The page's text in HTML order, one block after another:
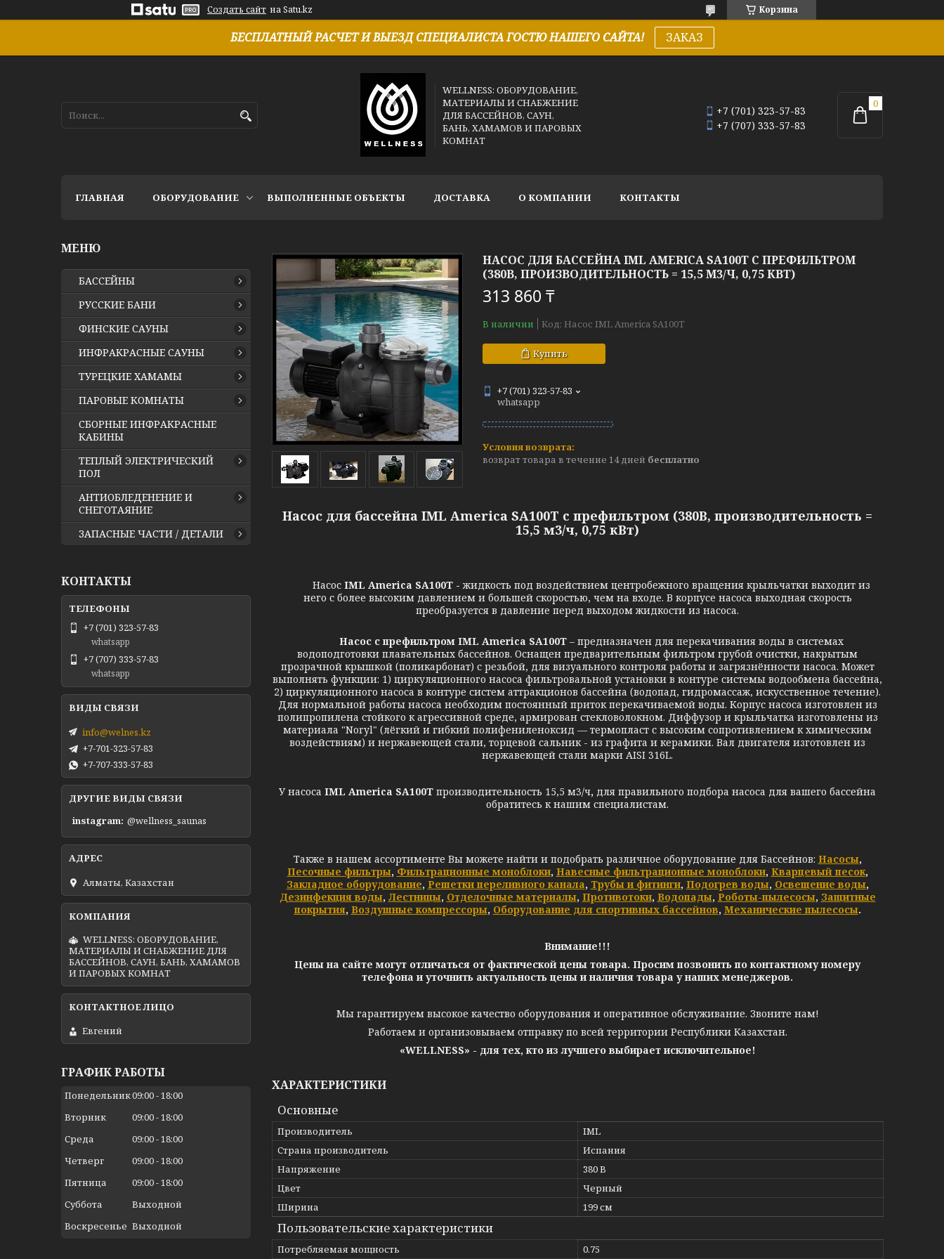
Создать сайт на Satu.kz Корзина
БЕСПЛАТНЫЙ РАСЧЕТ И ВЫЕЗД СПЕЦИАЛИСТА ГОСТЮ НАШЕГО САЙТА! ЗАКАЗ
WELLNESS: ОБОРУДОВАНИЕ,
МАТЕРИАЛЫ И СНАБЖЕНИЕ
ДЛЯ БАССЕЙНОВ, САУН,
БАНЬ, ХАМАМОВ И ПАРОВЫХ
КОМНАТ
+7 (701) 323-57-83
+7 (707) 333-57-83
ГЛАВНАЯ ОБОРУДОВАНИЕ ВЫПОЛНЕННЫЕ ОБЪЕКТЫ ДОСТАВКА О КОМПАНИИ КОНТАКТЫ
НАСОС ДЛЯ БАССЕЙНА IML AMERICA SA100Т C ПРЕФИЛЬТРОМ
(380В, ПРОИЗВОДИТЕЛЬНОСТЬ = 15,5 М3/Ч, 0,75 КВТ)
313 860 ₸
В наличии Код: Насос IML America SA100T
Купить
+7 (701) 323-57-83
whatsapp
возврат товара в течение 14 дней бесплатно
Насос для бассейна IML America SA100Т c префильтром (380В, производительность =
15,5 м3/ч, 0,75 кВт)
Насос IML America SA100T -жидкость под воздействием центробежного вращения крыльчатки выходит из
него с более высоким давлением и большей скоростью, чем на входе. В корпусе насоса выходная скорость
преобразуется в давление перед выходом жидкости из насоса.
Насос с префильтром IML America SA100T – предназначен для перекачивания воды в системах
водоподготовки плавательных бассейнов. Оснащен предварительным фильтром грубой очистки, накрытым
прозрачной крышкой (поликарбонат) с резьбой, для визуального контроля работы и загрязнённости насоса. Может
выполнять функции: 1) циркуляционного насоса фильтровальной установки в контуре системы водообмена бассейна,
2) циркуляционного насоса в контуре систем аттракционов бассейна (водопад, гидромассаж, искусственное течение).
Для нормальной работы насоса необходим постоянный приток перекачиваемой воды. Корпус насоса изготовлен из
полипропилена стойкого к агрессивной среде, армирован стекловолокном. Диффузор и крыльчатка изготовлены из
материала "Noryl" (лёгкий и гибкий полифениленоксид — термопласт с высоким сопротивлением к химическим
воздействиям) и нержавеющей стали, торцевой сальник - из графита и керамики. Вал двигателя изготовлен из
нержавеющей стали марки AISI 316L.
У насоса IML America SA100T производительность 15,5 м3/ч, для правильного подбора насоса для вашего бассейна
обратитесь к нашим специалистам.
Также в нашем ассортименте Вы можете найти и подобрать различное оборудование для Бассейнов: Насосы,
Песочные фильтры, Фильтрационные моноблоки, Навесные фильтрационные моноблоки, Кварцевый песок,
Закладное оборудование, Решетки переливного канала, Трубы и фитинги, Подогрев воды, Освещение воды,
Дезинфекция воды, Лестницы, Отделочные материалы, Противотоки, Водопады, Роботы-пылесосы, Защитные
покрытия, Воздушные компрессоры, Оборудование для спортивных бассейнов, Механические пылесосы.
Внимание!!!
Цены на сайте могут отличаться от фактической цены товара. Просим позвонить по контактному номеру
телефона и уточнить актуальность цены и наличия товара у наших менеджеров.
Мы гарантируем высокое качество оборудования и оперативное обслуживание. Звоните нам!
Работаем и организовываем отправку по всей территории Республики Казахстан.
«WELLNESS» - для тех, кто из лучшего выбирает исключительное!
ХАРАКТЕРИСТИКИ
Основные
Производитель
IML
Страна производитель
Испания
Напряжение
380 В
Цвет
Черный
Ширина
199 см
Пользовательские характеристики
Потребляемая мощность 0.75
БАССЕЙНЫ
РУССКИЕ БАНИ
ФИНСКИЕ САУНЫ
ИНФРАКРАСНЫЕ САУНЫ
ТУРЕЦКИЕ ХАМАМЫ
ПАРОВЫЕ КОМНАТЫ
СБОРНЫЕ ИНФРАКРАСНЫЕ
КАБИНЫ
ТЕПЛЫЙ ЭЛЕКТРИЧЕСКИЙ
ПОЛ
АНТИОБЛЕДЕНЕНИЕ И
СНЕГОТАЯНИЕ
ЗАПАСНЫЕ ЧАСТИ / ДЕТАЛИ
КОНТАКТЫ
+7 (701) 323-57-83
whatsapp
+7 (707) 333-57-83
whatsapp
info@welnes.kz
+7-701-323-57-83
+7-707-333-57-83
ДРУГИЕ ВИДЫ СВЯЗИ
instagram @wellness_saunas
Алматы, Казахстан
WELLNESS: ОБОРУДОВАНИЕ,
МАТЕРИАЛЫ И СНАБЖЕНИЕ ДЛЯ
БАССЕЙНОВ, САУН, БАНЬ, ХАМАМОВ
И ПАРОВЫХ КОМНАТ
Евгений
ГРАФИК РАБОТЫ
Понедельник09:00 18:00
Вторник
09:00 18:00
Среда
09:00 18:00
Четверг
09:00 18:00
Пятница
09:00 18:00
Суббота
Выходной
Воскресенье Выходной